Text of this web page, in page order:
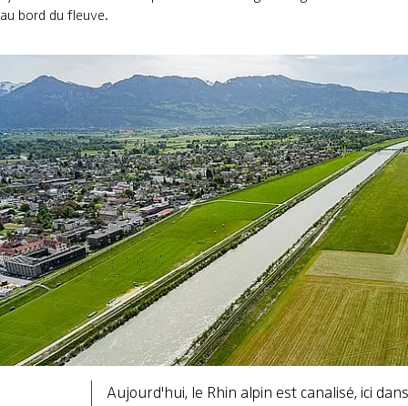
au bord du fleuve.
Aujourd'hui, le Rhin alpin est canalisé, ici